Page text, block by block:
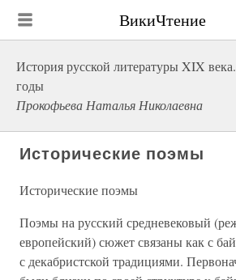
ВикиЧтение
История русской литературы XIX
годы
Прокофьева Наталья Николаевна
Исторические поэмы
Исторические поэмы
Поэмы на русский средневековый
европейский) сюжет связаны как с
с декабристской традициями.